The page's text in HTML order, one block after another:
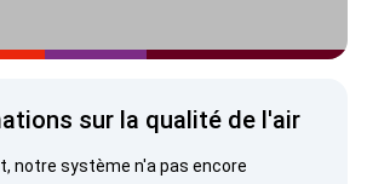
sur la qualité de l'air
notre système n'a pas encore